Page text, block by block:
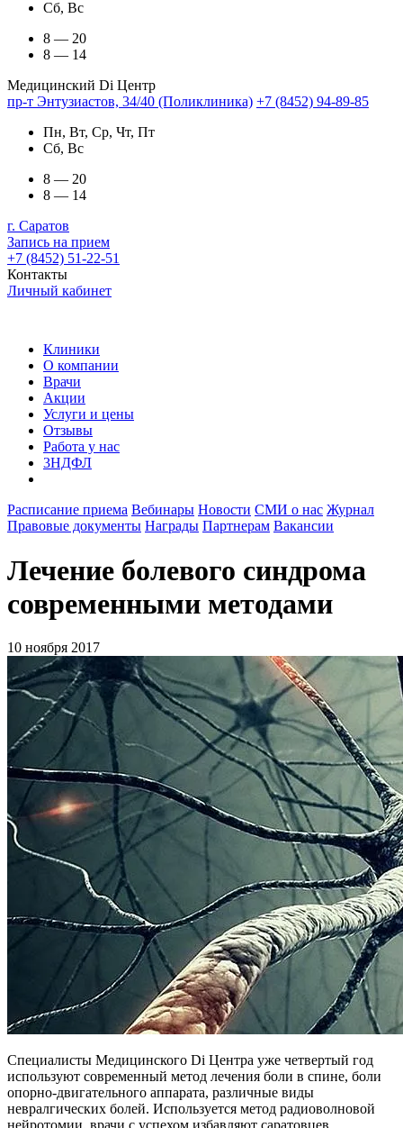
Сб, Вс
8 — 20
8 — 14
Медицинский Di Центр
пр-т Энтузиастов, 34/40 (Поликлиника) +7 (8452) 94-89-85
Пн, Вт, Ср, Чт, Пт
Сб, Вс
8 — 20
8 — 14
г. Саратов
Запись на прием
+7 (8452) 51-22-51
Контакты
Личный кабинет
Клиники
О компании
Врачи
Акции
Услуги и цены
Отзывы
Работа у нас
3НДФЛ
Расписание приема Вебинары Новости СМИ о нас Журнал
Правовые документы Награды Партнерам Вакансии
Лечение болевого синдрома
современными методами
10 ноября 2017
Специалисты Медицинского Di Центра уже четвертый год
используют современный метод лечения боли в спине, боли
опорно-двигательного аппарата, различные виды
невралгических болей. Используется метод радиоволновой